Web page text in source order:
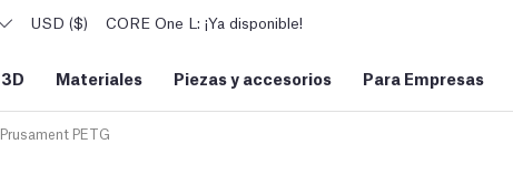
USD ($) CORE One L: ¡Ya disponible!
Materiales Piezas y accesorios Para Empresas
Prusament PETG